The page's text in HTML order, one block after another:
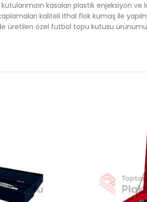
kasaları plastik enjeksiyon
kaliteli ithal flok kumaş ile
üretilen özel futbol topu kutusu